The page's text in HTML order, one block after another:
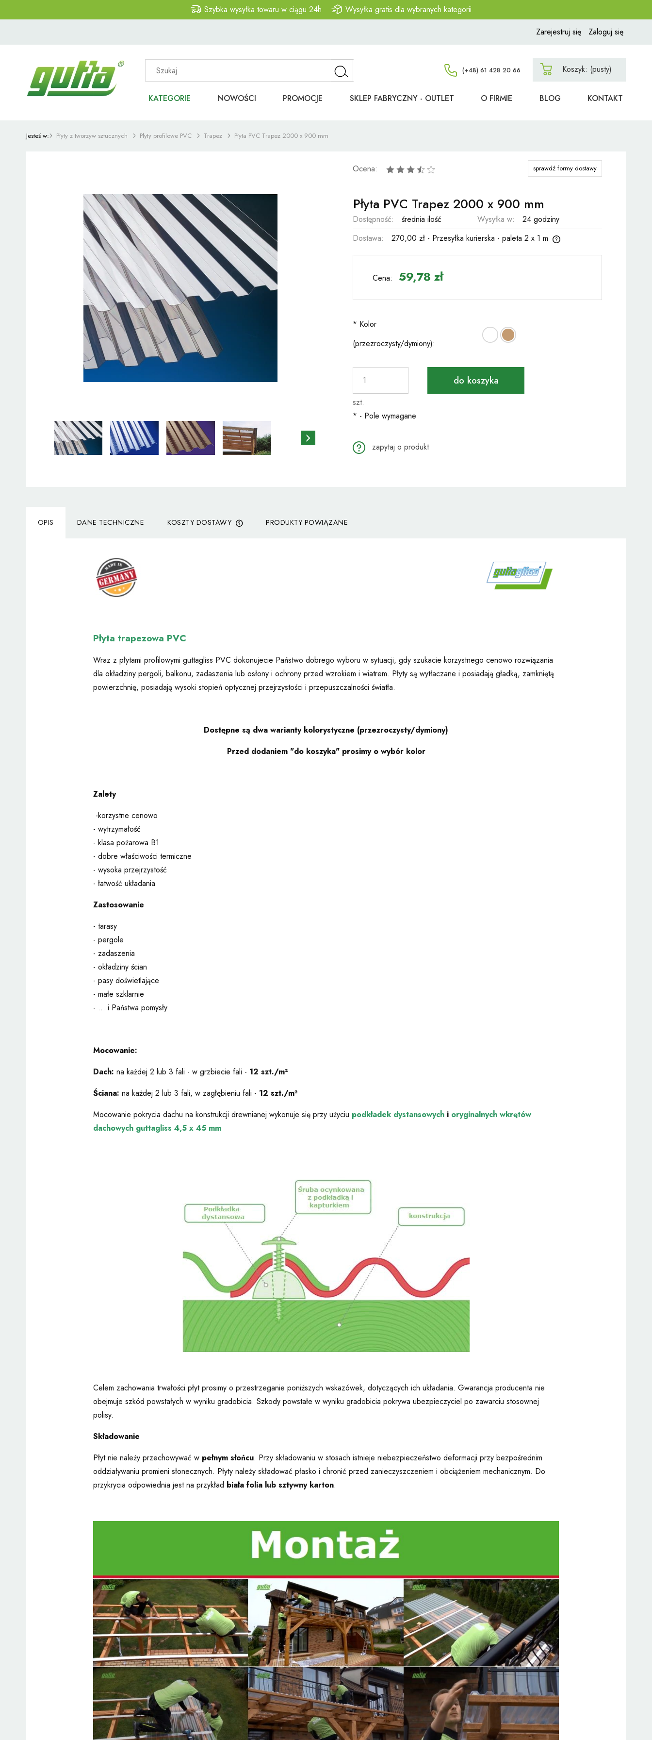
Szybka wysyłka towaru w ciągu 24h
Wysyłka gratis dla wybranych kategorii
Zarejestruj się
Zaloguj się
Koszyk: (pusty)
KATEGORIE NOWOŚCI PROMOCJE SKLEP FABRYCZNY - OUTLET O FIRMIE BLOG KONTAKT
Jesteś w: Płyty z tworzyw sztucznych Płyty profilowe PVC Trapez Płyta PVC Trapez 2000 x 900 mm
Płyta PVC Trapez 2000 x 900 mm
Dostępność: średnia ilość Wysyłka w:
24 godziny
Dostawa:
270,00 zł - Przesyłka kurierska - paleta 2 x 1 m
płatności
sprawdź formy dostawy
Cena: 59,78 zł
* Kolor
(przezroczysty/dymiony):
szt.
do koszyka
* - Pole wymagane
Ocena:
zapytaj o produkt
OPIS DANE TECHNICZNE KOSZTY DOSTAWY PRODUKTY POWIĄZANE
Płyta trapezowa PVC
Wraz z płytami profilowymi guttagliss PVC dokonujecie Państwo dobrego wyboru w sytuacji, gdy szukacie korzystnego cenowo rozwiązania
dla okładziny pergoli, balkonu, zadaszenia lub osłony i ochrony przed wzrokiem i wiatrem. Płyty są wytłaczane i posiadają gładką, zamkniętą
powierzchnię, posiadają wysoki stopień optycznej przejrzystości i przepuszczalności światła.
Dostępne są dwa warianty kolorystyczne (przezroczysty/dymiony)
Przed dodaniem "do koszyka" prosimy o wybór kolor
Zalety
-korzystne cenowo
- wytrzymałość
- klasa pożarowa B1
- dobre właściwości termiczne
- wysoka przejrzystość
- łatwość układania
Zastosowanie
- tarasy
- pergole
- zadaszenia
- okładziny ścian
- pasy doświetlające
- małe szklarnie
- ... i Państwa pomysły
Mocowanie:
Dach: na każdej 2 lub 3 fali - w grzbiecie fali - 12 szt./m²
Ściana: na każdej 2 lub 3 fali, w zagłębieniu fali - 12 szt./m²
Mocowanie pokrycia dachu na konstrukcji drewnianej wykonuje się przy użyciu podkładek dystansowych i oryginalnych wkrętów
dachowych guttagliss 4,5 x 45 mm
Celem zachowania trwałości płyt prosimy o przestrzeganie poniższych wskazówek, dotyczących ich układania. Gwarancja producenta nie
obejmuje szkód powstałych w wyniku gradobicia. Szkody powstałe w wyniku gradobicia pokrywa ubezpieczyciel po zawarciu stosownej
polisy.
Składowanie
Płyt nie należy przechowywać w pełnym słońcu. Przy składowaniu w stosach istnieje niebezpieczeństwo deformacji przy bezpośrednim
oddziaływaniu promieni słonecznych. Płyty należy składować płasko i chronić przed zanieczyszczeniem i obciążeniem mechanicznym. Do
przykrycia odpowiednia jest na przykład biała folia lub sztywny karton.